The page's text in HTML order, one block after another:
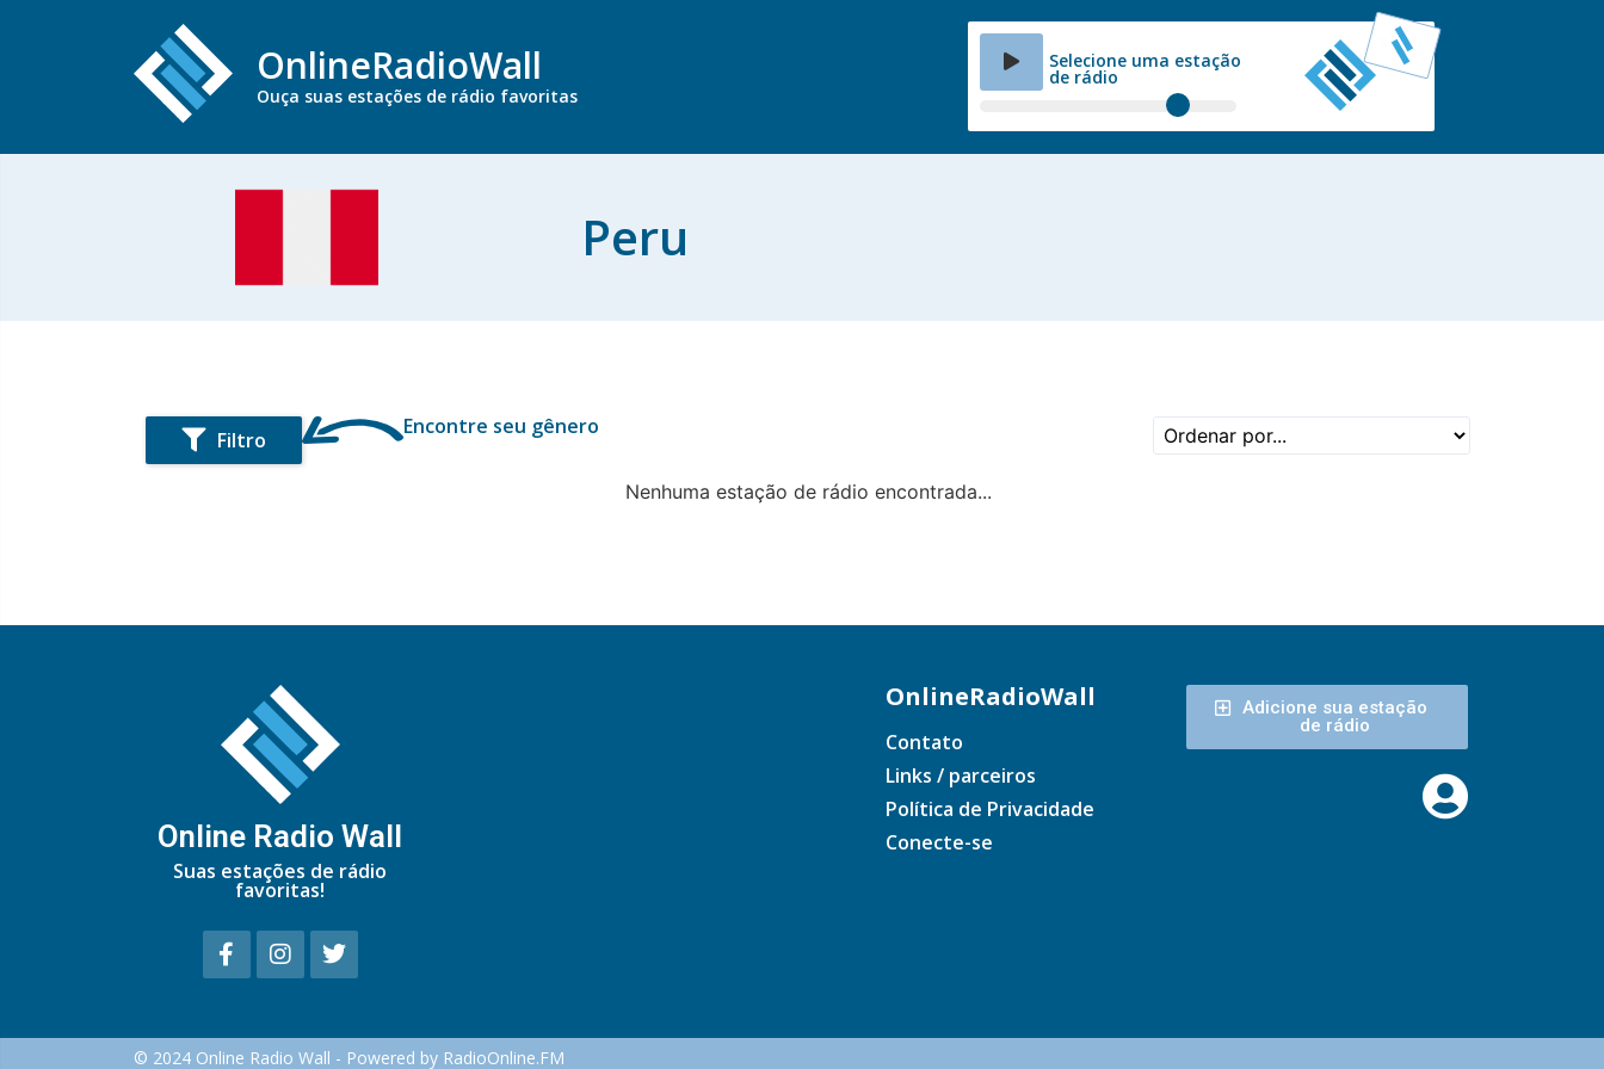
OnlineRadioWall
Ouça suas estações de rádio favoritas
Selecione uma estação
de rádio
Peru
Filtro
Encontre seu gênero
Nenhuma estação de rádio encontrada...
Online Radio Wall
Suas estações de rádio
favoritas!
OnlineRadioWall
Contato
Links / parceiros
Política de Privacidade
Conecte-se
Adicione sua estação
de rádio
© 2024 Online Radio Wall - Powered by RadioOnline.FM